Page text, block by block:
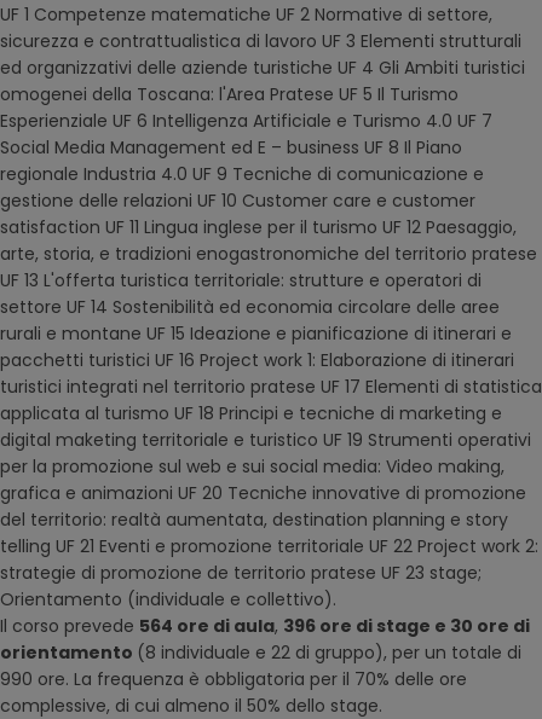
UF 1 Competenze matematiche UF 2 Normative di settore,
sicurezza e contrattualistica di lavoro UF 3 Elementi strutturali
ed organizzativi delle aziende turistiche UF 4 Gli Ambiti turistici
omogenei della Toscana: l'Area Pratese UF 5 Il Turismo
Esperienziale UF 6 Intelligenza Artificiale e Turismo 4.0 UF 7
Social Media Management ed E – business UF 8 Il Piano
regionale Industria 4.0 UF 9 Tecniche di comunicazione e
gestione delle relazioni UF 10 Customer care e customer
satisfaction UF 11 Lingua inglese per il turismo UF 12 Paesaggio,
arte, storia, e tradizioni enogastronomiche del territorio pratese
UF 13 L'offerta turistica territoriale: strutture e operatori di
settore UF 14 Sostenibilità ed economia circolare delle aree
rurali e montane UF 15 Ideazione e pianificazione di itinerari e
pacchetti turistici UF 16 Project work 1: Elaborazione di itinerari
turistici integrati nel territorio pratese UF 17 Elementi di statistica
applicata al turismo UF 18 Principi e tecniche di marketing e
digital maketing territoriale e turistico UF 19 Strumenti operativi
per la promozione sul web e sui social media: Video making,
grafica e animazioni UF 20 Tecniche innovative di promozione
del territorio: realtà aumentata, destination planning e story
telling UF 21 Eventi e promozione territoriale UF 22 Project work 2:
strategie di promozione de territorio pratese UF 23 stage;
Orientamento (individuale e collettivo).
Il corso prevede 564 ore di aula, 396 ore di stage e 30 ore di
orientamento (8 individuale e 22 di gruppo), per un totale di
990 ore. La frequenza è obbligatoria per il 70% delle ore
complessive, di cui almeno il 50% dello stage.